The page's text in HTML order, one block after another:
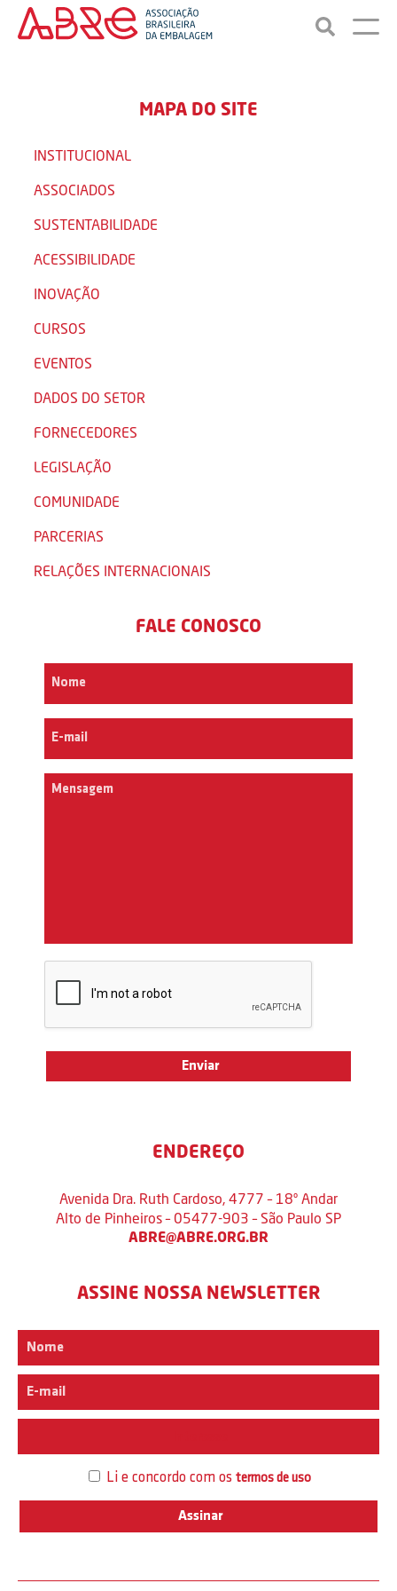
MAPA DO SITE
INSTITUCIONAL
ASSOCIADOS
SUSTENTABILIDADE
ACESSIBILIDADE
INOVAÇÃO
CURSOS
EVENTOS
DADOS DO SETOR
FORNECEDORES
LEGISLAÇÃO
COMUNIDADE
PARCERIAS
RELAÇÕES INTERNACIONAIS
FALE CONOSCO
ENDEREÇO
Avenida Dra. Ruth Cardoso, 4777 – 18º Andar
Alto de Pinheiros – 05477-903 – São Paulo SP
ABRE@ABRE.ORG.BR
ASSINE NOSSA NEWSLETTER
Li e concordo com os termos de uso